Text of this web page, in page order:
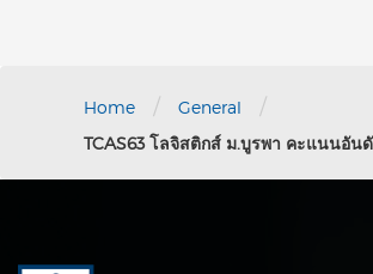
Home / General /
TCAS63 โลจิสติกส์ ม.บูรพา คะแนนอัน